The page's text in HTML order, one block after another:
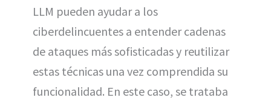
LLM pueden ayudar a los
ciberdelincuentes a entender cadenas
de ataques más sofisticadas y reutilizar
estas técnicas una vez comprendida su
funcionalidad. En este caso, se trataba